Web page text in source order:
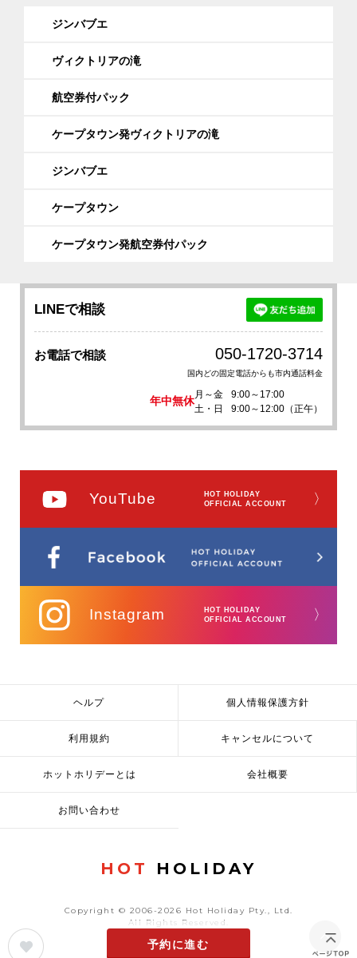
ジンバブエ
ヴィクトリアの滝
航空券付パック
ケープタウン発ヴィクトリアの滝
ジンバブエ
ケープタウン
ケープタウン発航空券付パック
LINEで相談
お電話で相談 050-1720-3714
国内どの固定電話からも市内通話料金
年中無休
月～金
9:00～17:00
土・日
9:00～12:00（正午）
YouTube
HOT HOLIDAY
OFFICIAL ACCOUNT
〉
Instagram
HOT HOLIDAY
OFFICIAL ACCOUNT
〉
ヘルプ 個人情報保護方針
利用規約 キャンセルについて
ホットホリデーとは 会社概要
お問い合わせ
HOT HOLIDAY
Copyright © 2006-2026 Hot Holiday Pty., Ltd.
All Rights Reserved.
予約に進む